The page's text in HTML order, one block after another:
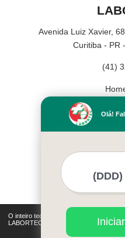
Avenida Luiz Xavier,
Curitiba - PR
(41)
O inteiro teor deste site está sujeito à
LABORTEC (Lei 9610 de 19/02/1998)
Olá!